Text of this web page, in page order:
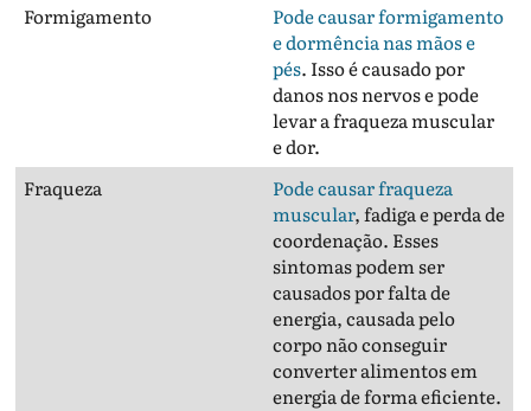
Formigamento
Pode causar formigamento
e dormência nas mãos e
pés. Isso é causado por
danos nos nervos e pode
levar a fraqueza muscular
e dor.
Fraqueza
Pode causar fraqueza
muscular, fadiga e perda de
coordenação. Esses
sintomas podem ser
causados por falta de
energia, causada pelo
corpo não conseguir
converter alimentos em
energia de forma eficiente.